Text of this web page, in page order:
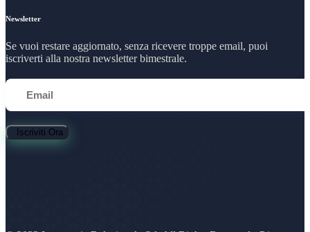
Newsletter
Se vuoi restare aggiornato, senza ricevere troppe email, puoi
iscriverti alla nostra newsletter bimestrale.
Iscriviti Ora